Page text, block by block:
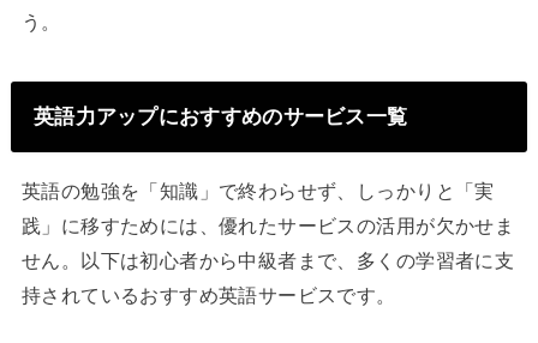
う。
英語力アップにおすすめのサービス一覧
英語の勉強を「知識」で終わらせず、しっかりと「実
践」に移すためには、優れたサービスの活用が欠かせま
せん。以下は初心者から中級者まで、多くの学習者に支
持されているおすすめ英語サービスです。